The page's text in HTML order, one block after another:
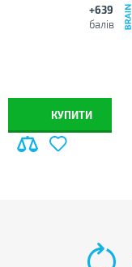
+639
балів
КУПИТИ